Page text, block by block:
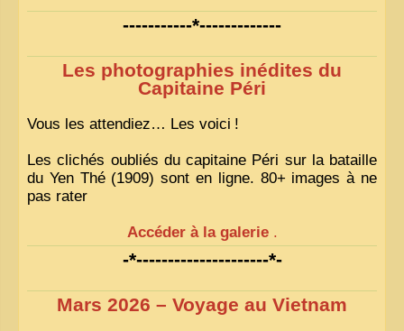
-----------*-------------
Les photographies inédites du
Capitaine Péri
Vous les attendiez… Les voici !
Les clichés oubliés du capitaine Péri sur la bataille
du Yen Thé (1909) sont en ligne. 80+ images à ne
pas rater
Accéder à la galerie .
-*---------------------*-
Mars 2026 – Voyage au Vietnam